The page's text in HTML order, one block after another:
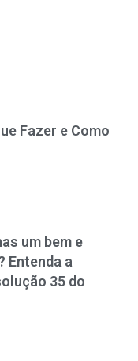
Fazer e Como
um bem e
Entenda a
35 do